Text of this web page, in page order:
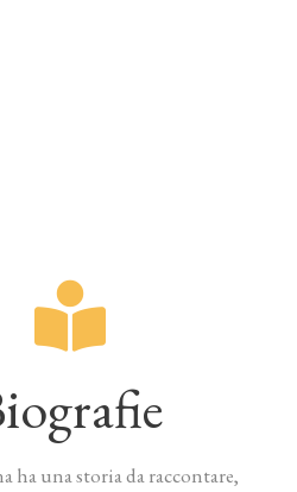
ha una storia da raccontare,